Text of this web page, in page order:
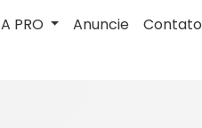
A PRO Anuncie Contato